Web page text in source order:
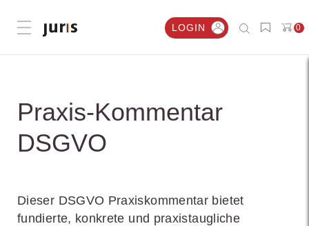
Menü öffnen LOGIN 0
Praxis-Kommentar
DSGVO
Dieser DSGVO Praxiskommentar bietet
fundierte, konkrete und praxistaugliche